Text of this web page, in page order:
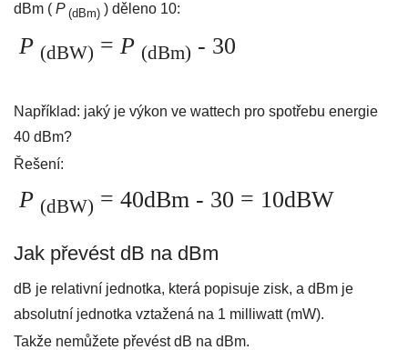
dBm ( P (dBm) ) děleno 10:
P (dBW) = P (dBm) - 30
Například: jaký je výkon ve wattech pro spotřebu energie
40 dBm?
Řešení:
P (dBW) = 40dBm - 30 = 10dBW
Jak převést dB na dBm
dB je relativní jednotka, která popisuje zisk, a dBm je
absolutní jednotka vztažená na 1 milliwatt (mW).
Takže nemůžete převést dB na dBm.